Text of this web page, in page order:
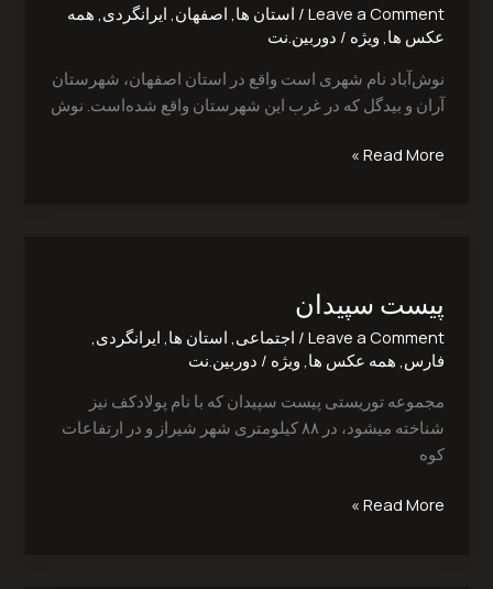
Leave a Comment
/ استان ها اصفهان ایرانگردی همه
عکس ها ویژه / دوربین.نت
نوش‌آباد نام شهری است واقع در استان اصفهان، شهرستان
آران و بیدگل که در غرب این شهرستان واقع شده‌است. نوش
Read More »
پیست سپیدان
Leave a Comment
/ اجتماعی استان ها ایرانگردی
فارس همه عکس ها ویژه / دوربین.نت
مجموعه توریستی پیست سپیدان که با نام پولادکف نیز
شناخته میشود، در ۸۸ کیلومتری شهر شیراز و در ارتفاعات
کوه
Read More »